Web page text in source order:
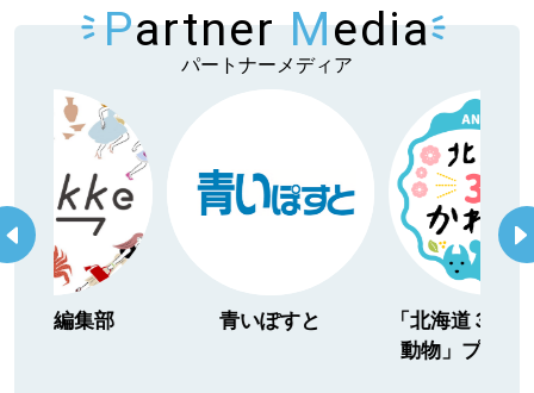
Partner Media
パートナーメディア
編集部 青いぽすと
「北海道３大
動物」プロジ